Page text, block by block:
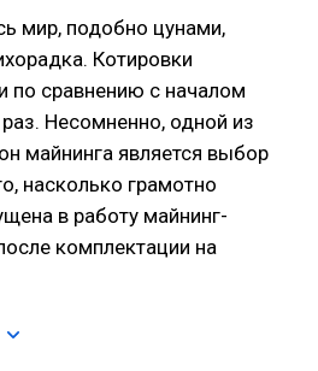
мир, подобно цунами,
Котировки
по сравнению с началом
Несомненно, одной из
майнинга является выбор
насколько грамотно
в работу майнинг-
комплектации на